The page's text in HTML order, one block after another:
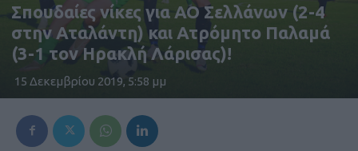
Σπουδαίες νίκες για ΑΟ Σελλάνων (2-4
στην Αταλάντη) και Ατρόμητο Παλαμά
(3-1 τον Ηρακλή Λάρισας)!
15 Δεκεμβρίου 2019, 5:58 μμ